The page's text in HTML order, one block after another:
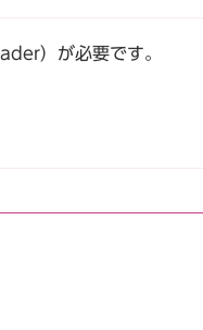
）が必要です。